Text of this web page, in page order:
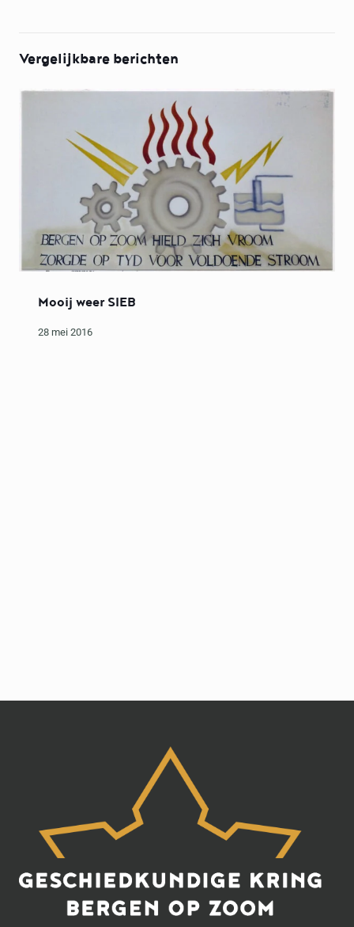
Vergelijkbare berichten
Mooij weer SIEB
28 mei 2016